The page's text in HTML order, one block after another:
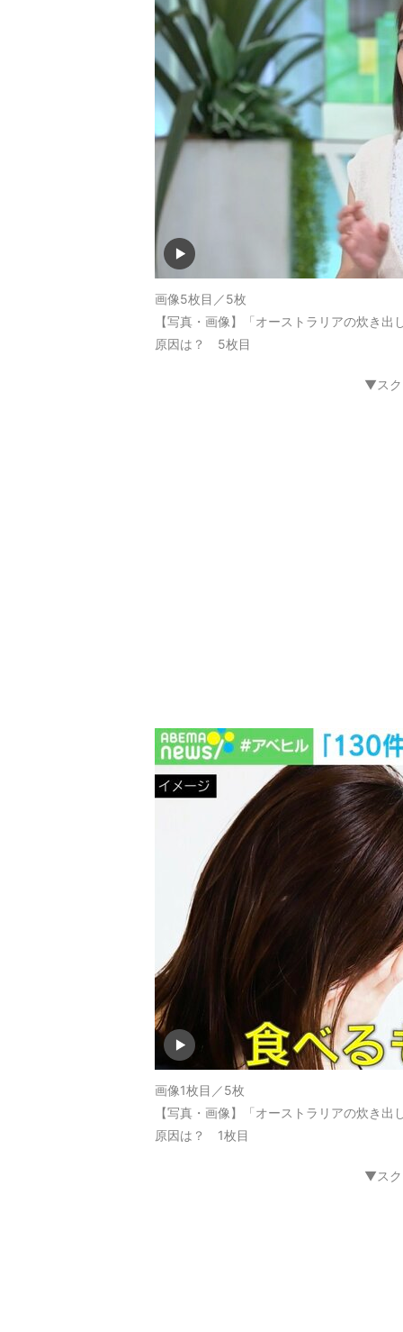
画像5枚目／5枚
【写真・画像】「オーストラリアの炊き
原因は？ 5枚目
▼スク
画像1枚目／5枚
【写真・画像】「オーストラリアの炊き
原因は？ 1枚目
▼スク